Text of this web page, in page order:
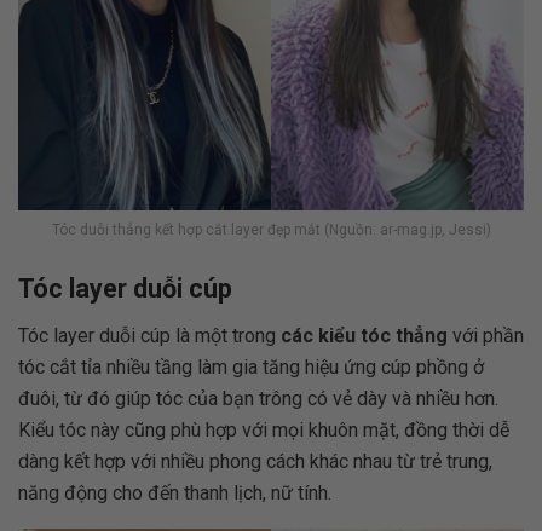
Tóc duỗi thẳng kết hợp cắt layer đẹp mắt (Nguồn: ar-mag.jp, Jessi)
Tóc layer duỗi cúp
Tóc layer duỗi cúp là một trong các kiểu tóc thẳng với phần
tóc cắt tỉa nhiều tầng làm gia tăng hiệu ứng cúp phồng ở
đuôi, từ đó giúp tóc của bạn trông có vẻ dày và nhiều hơn.
Kiểu tóc này cũng phù hợp với mọi khuôn mặt, đồng thời dễ
dàng kết hợp với nhiều phong cách khác nhau từ trẻ trung,
năng động cho đến thanh lịch, nữ tính.